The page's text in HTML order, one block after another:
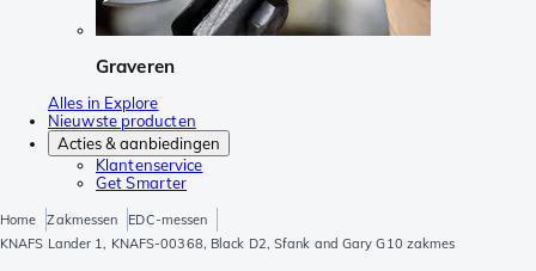
Graveren
Alles in Explore
Nieuwste producten
Acties & aanbiedingen
Klantenservice
Get Smarter
Home Zakmessen
EDC-messen
KNAFS Lander 1, KNAFS-00368, Black D2, Sfank and Gary G10 zakmes